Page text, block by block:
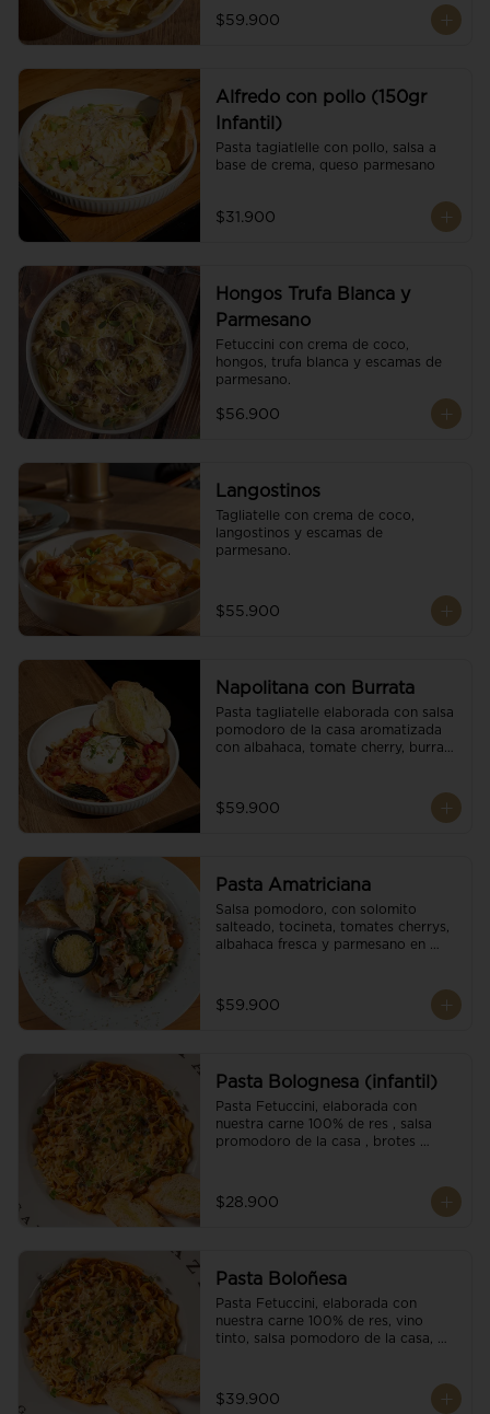
$59.900
Alfredo con pollo (150gr
Infantil)
Pasta tagiatlelle con pollo, salsa a
base de crema, queso parmesano
$31.900
Hongos Trufa Blanca y
Parmesano
Fetuccini con crema de coco,
hongos, trufa blanca y escamas de
parmesano.
$56.900
Langostinos
Tagliatelle con crema de coco,
langostinos y escamas de
parmesano.
$55.900
Napolitana con Burrata
Pasta tagliatelle elaborada con salsa
pomodoro de la casa aromatizada
con albahaca, tomate cherry, burrata
$59.900
Pasta Amatriciana
Salsa pomodoro, con solomito
salteado, tocineta, tomates cherrys,
albahaca fresca y parmesano en
$59.900
Pasta Bolognesa (infantil)
Pasta Fetuccini, elaborada con
nuestra carne 100% de res , salsa
promodoro de la casa , brotes
$28.900
Pasta Boloñesa
Pasta Fetuccini, elaborada con
nuestra carne 100% de res, vino
tinto, salsa pomodoro de la casa,
$39.900